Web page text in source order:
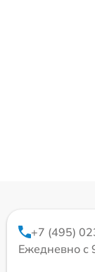
+7 (495)
Ежедневно с